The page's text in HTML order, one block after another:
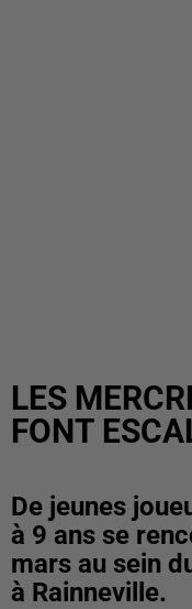
LES
FONT
De jeunes
à 9 ans se
mars au sein
à Rainneville.